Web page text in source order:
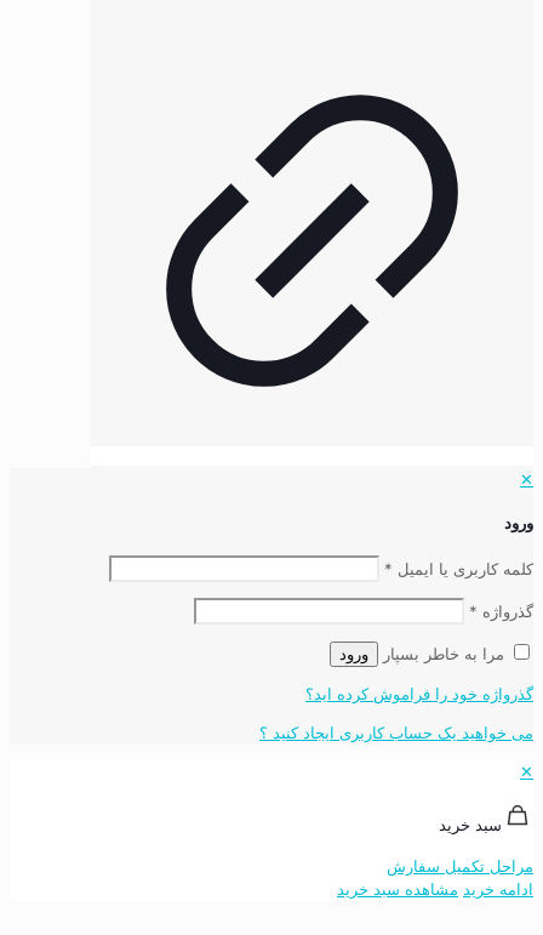
✕
ورود
کلمه کاربری یا ایمیل *
گذرواژه *
مرا به خاطر بسپار ورود
گذرواژه خود را فراموش کرده اید؟
می خواهید یک حساب کاربری ایجاد کنید ؟
✕
سبد خرید
مراحل تکمیل سفارش
ادامه خرید مشاهده سبد خرید